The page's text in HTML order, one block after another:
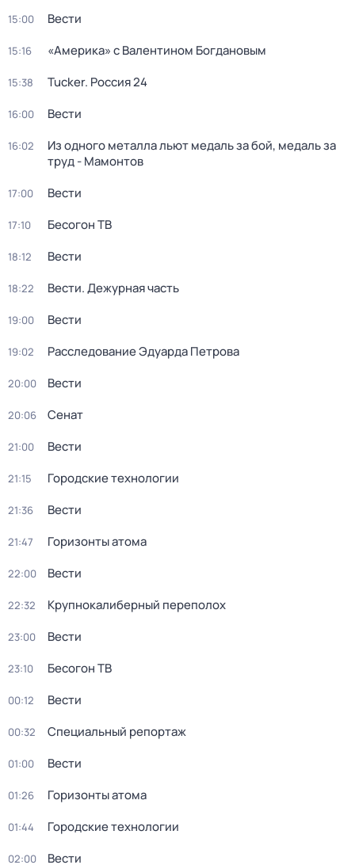
15:00 Вести
15:16 «Америка» с Валентином Богдановым
15:38 Tucker. Россия 24
16:00 Вести
16:02
Из одного металла льют медаль за бой, медаль за
труд - Мамонтов
17:00 Вести
17:10 Бесогон ТВ
18:12 Вести
18:22 Вести. Дежурная часть
19:00 Вести
19:02 Расследование Эдуарда Петрова
20:00 Вести
20:06 Сенат
21:00 Вести
21:15 Городские технологии
21:36 Вести
21:47 Горизонты атома
22:00 Вести
22:32 Крупнокалиберный переполох
23:00 Вести
23:10 Бесогон ТВ
00:12 Вести
00:32 Специальный репортаж
01:00 Вести
01:26 Горизонты атома
01:44 Городские технологии
02:00 Вести